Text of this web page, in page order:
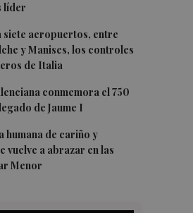
líder
siete aeropuertos, entre
y Manises, los controles
de Italia
conmemora el 750
de Jaume I
humana de cariño y
vuelve a abrazar en las
Menor